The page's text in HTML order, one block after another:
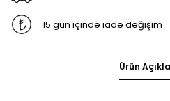
15 gün içinde iade değişim
Ürün